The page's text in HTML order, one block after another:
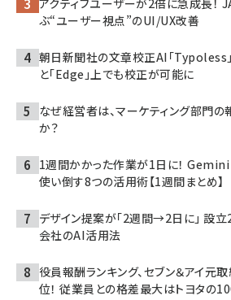
アクティブユーザーが2倍に急成長！
ぶ“ユーザー視点”のUI/UX改善
朝日新聞社の文章校正AI「Typoless
と「Edge」上でも校正が可能に
なぜ経営者は、マーケティング部門
か？
1週間かかった作業が1日に！
使い倒す8つの活用術【1週間まとめ】
デザイン提案が「2週間→2日に」 設
会社のAI活用法
役員報酬ランキング、セブン＆アイ元
位！ 従業員との格差最大はトヨタの